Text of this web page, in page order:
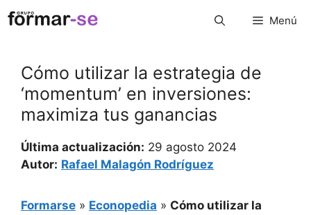
Saltar
al
Menú
Cómo utilizar la estrategia de
‘momentum’ en inversiones:
maximiza tus ganancias
Última actualización: 29 agosto 2024
Autor: Rafael Malagón Rodríguez
Formarse » Econopedia » Cómo utilizar la